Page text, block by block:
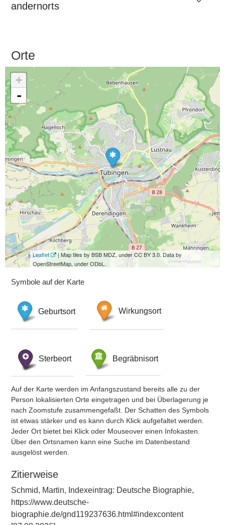
andernorts
Orte
+
-
Leaflet
| Map tiles by BSB MDZ, under CC BY 3.0. Data by
OpenStreetMap, under ODbL.
Symbole auf der Karte
Geburtsort Wirkungsort
Sterbeort Begräbnisort
Auf der Karte werden im Anfangszustand bereits alle zu der
Person lokalisierten Orte eingetragen und bei Überlagerung je
nach Zoomstufe zusammengefaßt. Der Schatten des Symbols
ist etwas stärker und es kann durch Klick aufgefaltet werden.
Jeder Ort bietet bei Klick oder Mouseover einen Infokasten.
Über den Ortsnamen kann eine Suche im Datenbestand
ausgelöst werden.
Zitierweise
Schmid, Martin, Indexeintrag: Deutsche Biographie,
https://www.deutsche-
biographie.de/gnd119237636.html#indexcontent